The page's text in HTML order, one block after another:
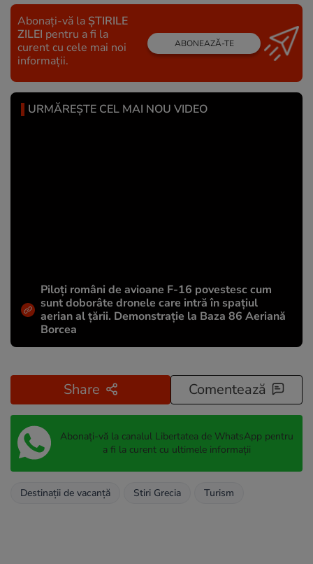
Abonați-vă la ȘTIRILE
ZILEI pentru a fi la
curent cu cele mai noi
informații.
ABONEAZĂ-TE
URMĂREȘTE CEL MAI NOU VIDEO
Piloți români de avioane F-16 povestesc cum
sunt doborâte dronele care intră în spațiul
aerian al țării. Demonstrație la Baza 86 Aeriană
Borcea
Share Comentează
Abonați-vă la canalul Libertatea de WhatsApp pentru
a fi la curent cu ultimele informații
Destinații de vacanță Stiri Grecia Turism